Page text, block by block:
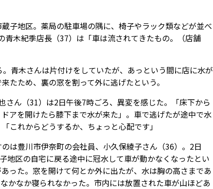
子地区。薬局の駐車場の隅に、椅子やラック類などが並べ
木紀季店長（37）は「車は流されてきたもの。（店舗
青木さんは片付けをしていたが、あっという間に店に水が
たため、裏の窓を割って外に逃げたという。
ん（31）は2日午後7時ごろ、異変を感じた。「床下から
アを開けたら膝下まで水が来た」。車で逃げたが途中で水
これからどうするか、ちょっと心配です」
は豊川市伊奈町の会社員、小久保綾子さん（36）。2日
地区の自宅に戻る途中に冠水して車が動かなくなったとい
った。窓を開けて何とか外に出たが、水は胸の高さまであ
かなか寝られなかった。市内には放置された車が山ほどあ